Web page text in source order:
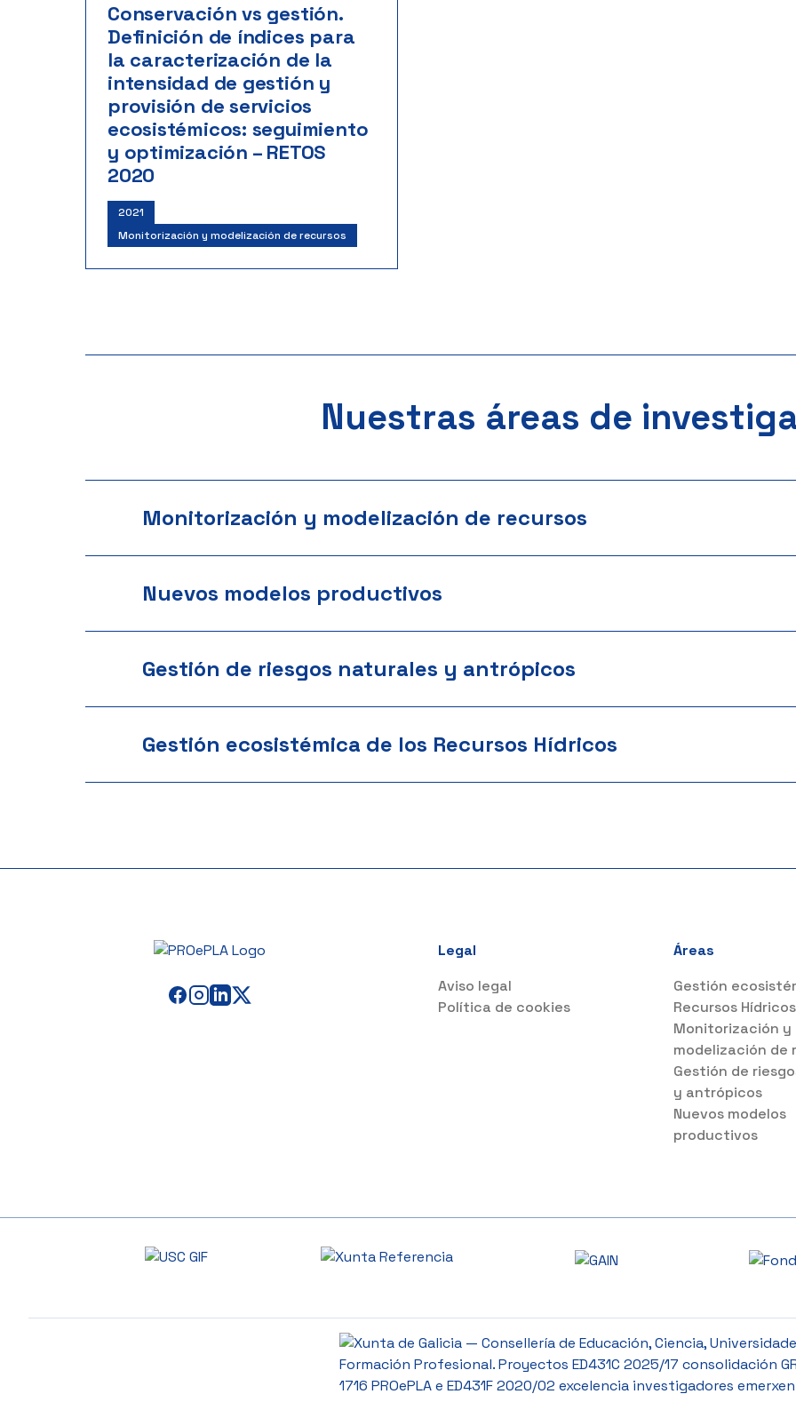
Conservación vs gestión.
Definición de índices para
la caracterización de la
intensidad de gestión y
provisión de servicios
ecosistémicos: seguimiento
y optimización – RETOS
2020
2021
Monitorización y modelización de recursos
Nuestras áreas de
Monitorización y modelización de recursos
Nuevos modelos productivos
Gestión de riesgos naturales y antrópicos
Gestión ecosistémica de los Recursos Hídricos
Legal
Aviso legal
Política de cookies
Áreas
Gestión
Recursos Hídricos
Monitorización y
modelización de
Gestión de
y antrópicos
Nuevos modelos
productivos